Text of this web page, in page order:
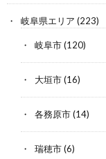
岐阜県エリア (223)
岐阜市(120)
大垣市(16)
各務原市(14)
瑞穂市(6)